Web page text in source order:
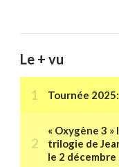
Le + vu